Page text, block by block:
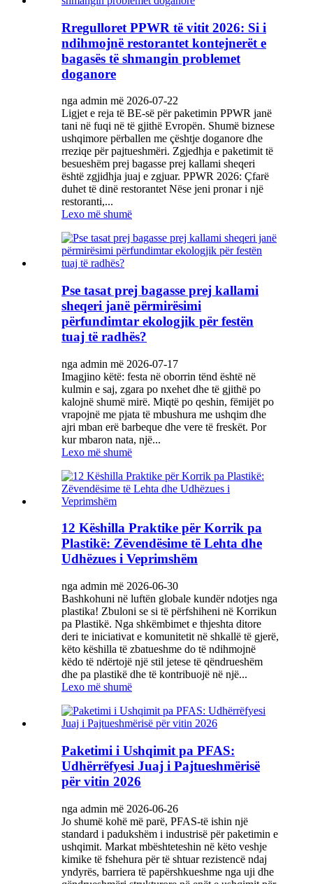
Rregulloret PPWR të vitit 2026: Si i
ndihmojnë restorantet kontejnerët e
bagasës të shmangin problemet
doganore
nga admin më 2026-07-22
Ligjet e reja të BE-së për paketimin PPWR janë
tani në fuqi në të gjithë Evropën. Shumë biznese
ushqimore përballen me çështje doganore dhe
rreziqe për pajtueshmëri. Zgjedhja e paketimit të
besueshëm prej bagasse prej kallami sheqeri
është zgjidhja juaj e zgjuar. PPWR 2026: Çfarë
duhet të dinë restorantet Nëse jeni pronar i një
restoranti,...
Lexo më shumë
Pse tasat prej bagasse prej kallami
sheqeri janë përmirësimi
përfundimtar ekologjik për festën
tuaj të radhës?
nga admin më 2026-07-17
Imagjino këtë: festa në oborrin tënd është në
kulmin e saj, zgara po nxehet dhe të gjithë po
kalojnë shumë mirë. Miqtë po qeshin, fëmijët po
vrapojnë me pjata të mbushura me ushqim dhe
ajri mban erë barbeque dhe vere të freskët. Por
kur mbaron nata, një...
Lexo më shumë
12 Këshilla Praktike për Korrik pa
Plastikë: Zëvendësime të Lehta dhe
Udhëzues i Veprimshëm
nga admin më 2026-06-30
Bashkohuni në luftën globale kundër ndotjes nga
plastika! Zbuloni se si të përfshiheni në Korrikun
pa Plastikë. Nga shkëmbimet e thjeshta ditore
deri te iniciativat e komunitetit në shkallë të gjerë,
këto këshilla të zbatueshme do të ndihmojnë
këdo të ndërtojë një stil jetese të qëndrueshëm
dhe pa plastikë dhe të kontribuojë në një...
Lexo më shumë
Paketimi i Ushqimit pa PFAS:
Udhërrëfyesi Juaj i Pajtueshmërisë
për vitin 2026
nga admin më 2026-06-26
Jo shumë kohë më parë, PFAS-të ishin një
standard i padukshëm i industrisë për paketimin e
ushqimit. Markat mbështeteshin në këto veshje
kimike të fshehura për të shtuar rezistencë ndaj
yndyrës, barriera të papërshkueshme nga uji dhe